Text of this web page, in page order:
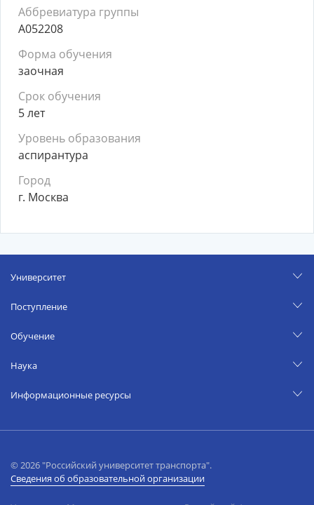
Аббревиатура группы
А052208
Форма обучения
заочная
Срок обучения
5 лет
Уровень образования
аспирантура
Город
г. Москва
Университет
Поступление
Обучение
Наука
Информационные ресурсы
© 2026 "Российский университет транспорта".
Сведения об образовательной организации